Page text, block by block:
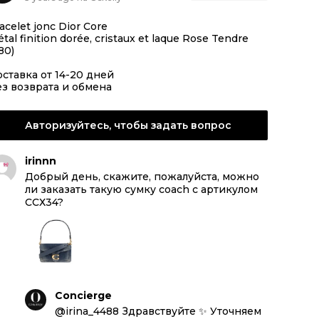
jonc Dior Core
finition dorée, cristaux et laque Rose Tendre
от 14-20 дней
возврата и обмена
Авторизуйтесь, чтобы задать вопрос
irinnn
Добрый день, скажите, пожалуйста, можно
ли заказать такую сумку coach с артикулом
CСХ34?
Concierge
@irina_4488 Здравствуйте ✨ Уточняем